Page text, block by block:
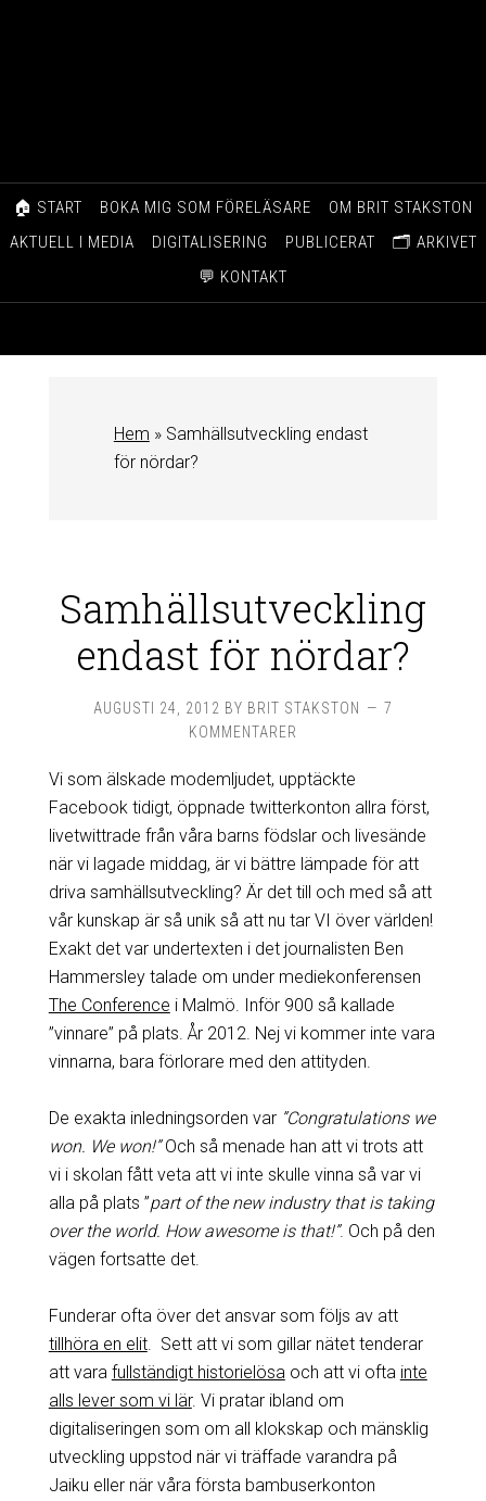
🏠 START BOKA MIG SOM FÖRELÄSARE
OM BRIT STAKSTON
AKTUELL I MEDIA
DIGITALISERING PUBLICERAT
🗂️ ARKIVET
💬 KONTAKT
Hem » Samhällsutveckling endast
för nördar?
Samhällsutveckling
endast för nördar?
AUGUSTI 24, 2012 BY BRIT STAKSTON
7
KOMMENTARER
Vi som älskade modemljudet, upptäckte
Facebook tidigt, öppnade twitterkonton allra först,
livetwittrade från våra barns födslar och livesände
när vi lagade middag, är vi bättre lämpade för att
driva samhällsutveckling? Är det till och med så att
vår kunskap är så unik så att nu tar VI över världen!
Exakt det var undertexten i det journalisten Ben
Hammersley talade om under mediekonferensen
The Conference i Malmö. Inför 900 så kallade
”vinnare” på plats. År 2012. Nej vi kommer inte vara
vinnarna, bara förlorare med den attityden.
De exakta inledningsorden var ”Congratulations we
won. We won!”Och så menade han att vi trots att
vi i skolan fått veta att vi inte skulle vinna så var vi
alla på plats ”part of the new industry that is taking
over the world. How awesome is that!”. Och på den
vägen fortsatte det.
Funderar ofta över det ansvar som följs av att
tillhöra en elit. Sett att vi som gillar nätet tenderar
att vara fullständigt historielösa och att vi ofta inte
alls lever som vi lär. Vi pratar ibland om
digitaliseringen som om all klokskap och mänsklig
utveckling uppstod när vi träffade varandra på
Jaiku eller när våra första bambuserkonton